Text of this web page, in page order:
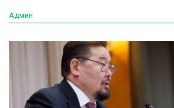
Админ